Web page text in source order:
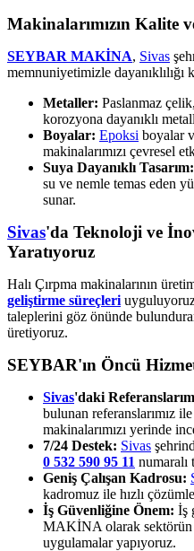
Makinalarımızın Kalite
SEYBAR MAKİNA, Sivas
memnuniyetimizle dayanıklılığı
Metaller: Paslanmaz
korozyona dayanıklı
Boyalar: Epoksi boyalar
makinalarımızı çevresel
Suya Dayanıklı Tasarım:
su ve nemle temas eden
sunar.
Sivas'da Teknoloji ve
Yaratıyoruz
Halı Çırpma makinalarının
geliştirme süreçleri
taleplerini göz önünde
üretiyoruz.
SEYBAR'ın Öncü
Sivas'daki
bulunan referanslarımız
makinalarımızı yerinde
7/24 Destek: Sivas
0 532 590 95 11
Geniş Çalışan Kadrosu:
kadromuz ile hızlı
İş Güvenliğine Önem: İş
MAKİNA olarak sektörün
uygulamalar yapıyoruz.